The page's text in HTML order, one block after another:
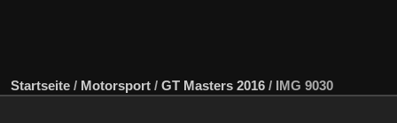
Startseite / Motorsport / GT Masters 2016 / IMG 9030